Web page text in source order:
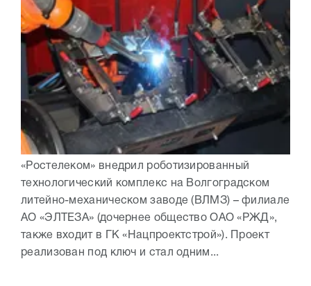
«Ростелеком» внедрил роботизированный
технологический комплекс на Волгоградском
литейно-механическом заводе (ВЛМЗ) – филиале
АО «ЭЛТЕЗА» (дочернее общество ОАО «РЖД»,
также входит в ГК «Нацпроектстрой»). Проект
реализован под ключ и стал одним...